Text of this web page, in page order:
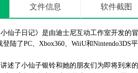
文件信息 软件截图
仙子日记》是由迪士尼互动工作室开发的
陆了PC、Xbox360、WiiU和Nintendo3DS平
述了小仙子银铃和她的朋友们为即将到来